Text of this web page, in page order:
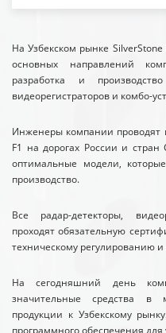
На Узбекском рынке
основных направлений
разработка и
видеорегистраторов и комбо-
Инженеры компании проводят
F1 на дорогах России и
оптимальные модели,
производство.
Все радар-детекторы,
проходят обязательную
техническому регулированию
На сегодняшний день
значительные средства в
продукции к Узбекскому
программного обеспечения для